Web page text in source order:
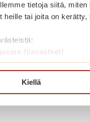
tietoja siitä,
heille tai joita on
evasteet/
Kiellä